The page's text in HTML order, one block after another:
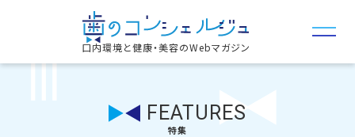
口内環境と健康・美容のWebマガジン
FEATURES
特集